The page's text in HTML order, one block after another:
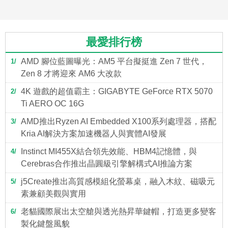
最愛排行榜
1
AMD 腳位藍圖曝光：AM5 平台擬挺進 Zen 7 世代，
Zen 8 才將迎來 AM6 大改款
2
4K 遊戲的超值霸主：GIGABYTE GeForce RTX 5070
Ti AERO OC 16G
3
AMD推出Ryzen AI Embedded X100系列處理器，搭配
Kria AI解決方案加速機器人與實體AI發展
4
Instinct MI455X結合領先效能、HBM4記憶體，與
Cerebras合作推出晶圓級引擎解構式AI推論方案
5
j5Create推出高質感模組化螢幕桌，融入木紋、磁吸元
素兼顧美觀與實用
6
老貓國際展出太空艙與透光熱昇華鍵帽，打造更多變客
製化鍵盤風貌